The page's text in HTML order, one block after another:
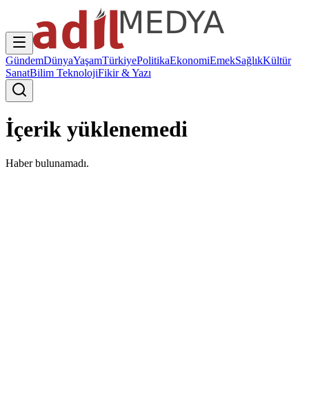
GündemDünyaYaşamTürkiyePolitikaEkonomiEmekSağlıkKültür
SanatBilim TeknolojiFikir & Yazı
İçerik yüklenemedi
Haber bulunamadı.